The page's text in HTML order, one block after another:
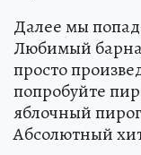
Далее мы
Любимый
просто
попробуйте
яблочный
Абсолютный